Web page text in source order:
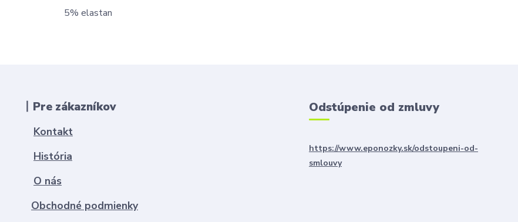
5% elastan
丨Pre zákazníkov
Kontakt
História
O nás
Obchodné podmienky
Odstúpenie od zmluvy
https://www.eponozky.sk/odstoupeni-od-
smlouvy